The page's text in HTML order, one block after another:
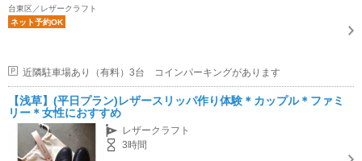
台東区／レザークラフト
ネット予約OK
近隣駐車場あり（有料）3台 コインパーキングがあります
【浅草】(平日プラン)レザースリッパ作り体験＊カップル＊ファミ
リー＊女性におすすめ
レザークラフト
3時間